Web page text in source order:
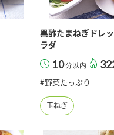
すすめレシピ
大切にしていること
と健康への取り組み
ア東京「ぽん酢工房」
黒酢たまねぎドレ
ラダ
10分以内
#野菜たっぷり
玉ねぎ